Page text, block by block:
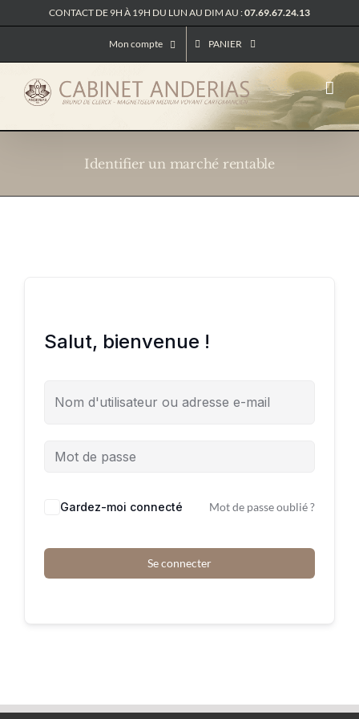
au
CONTACT DE 9H À 19H DU LUN AU DIM AU :07.69.67.24.13
Mon compte PANIER
Identifier un marché rentable
Salut, bienvenue !
Gardez-moi connecté Mot de passe oublié ?
Se connecter